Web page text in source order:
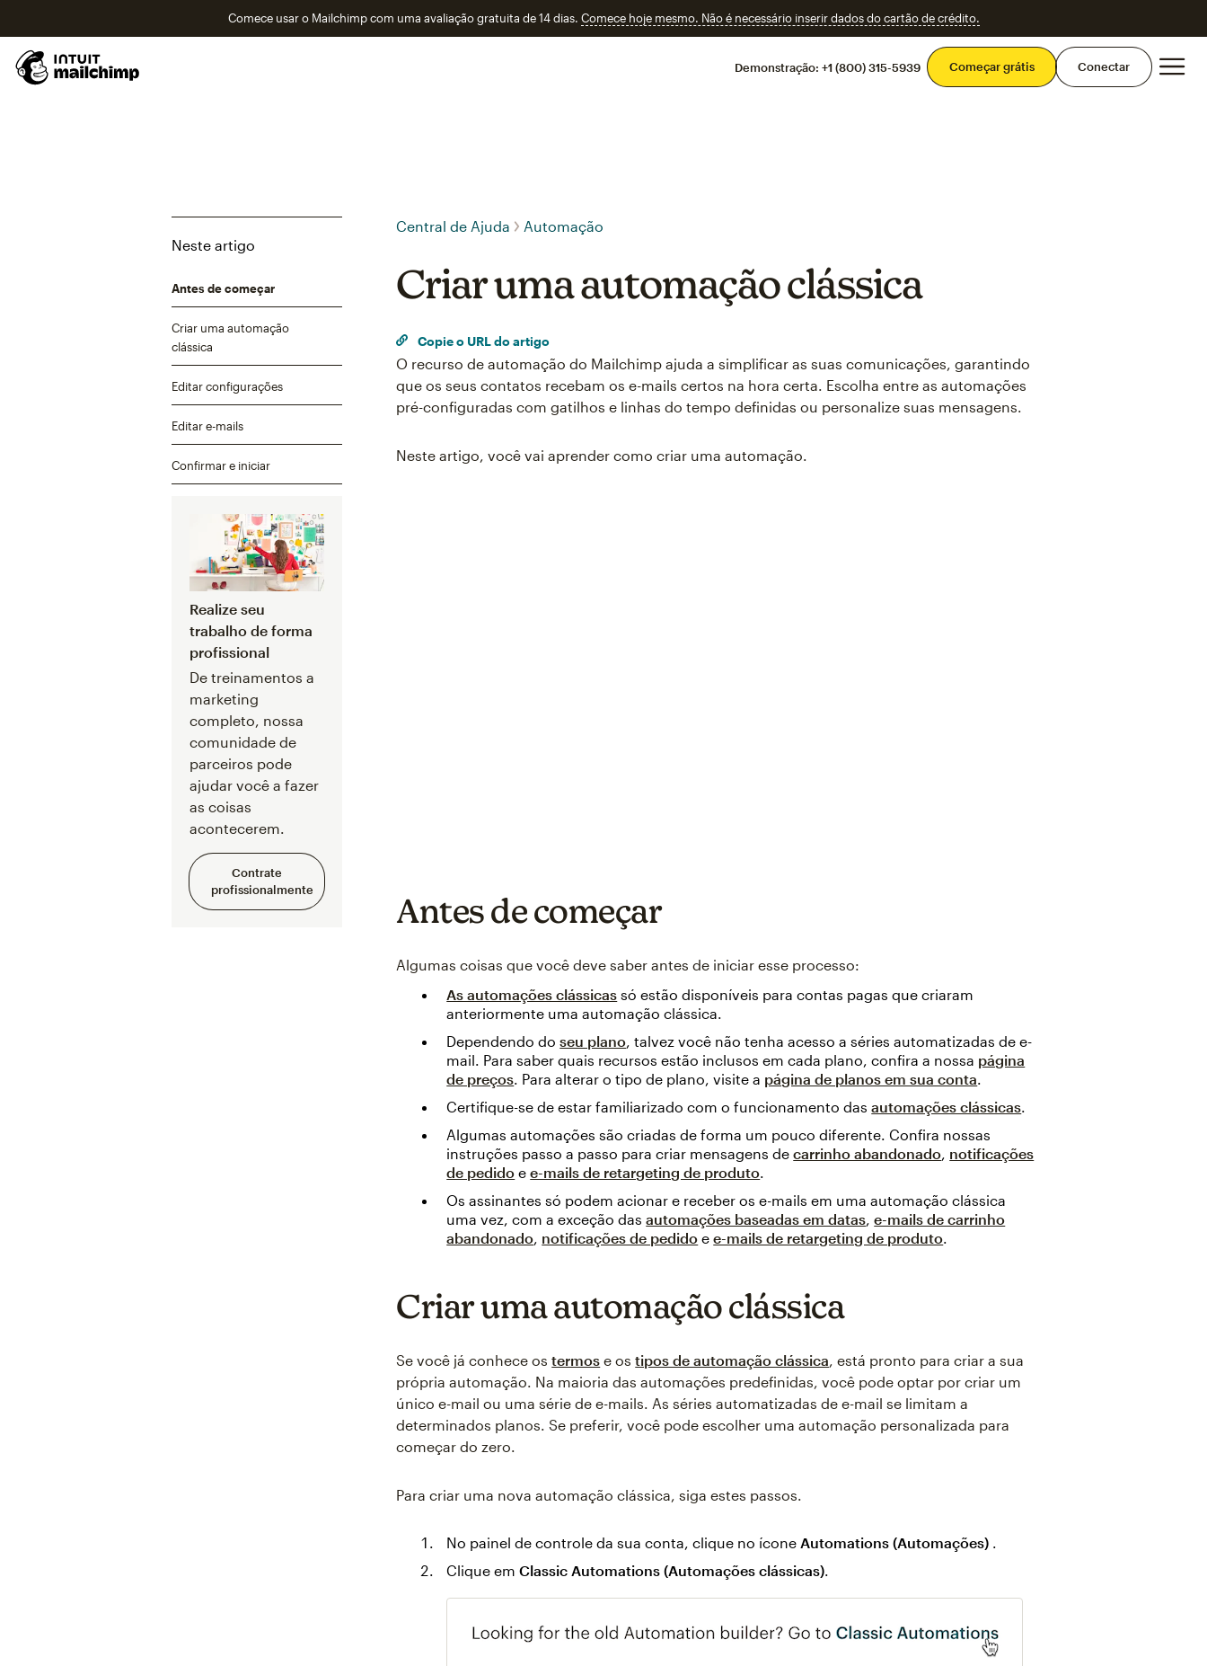
Comece usar o Mailchimp com uma avaliação gratuita de 14 dias. Comece hoje mesmo. Não é necessário inserir dados do cartão de crédito.
Demonstração: +1 (800) 315-5939 Começar grátis Conectar
Neste artigo
Antes de começar
Criar uma automação
clássica
Editar configurações
Editar e-mails
Confirmar e iniciar
Realize seu
trabalho de forma
profissional
De treinamentos a
marketing
completo, nossa
comunidade de
parceiros pode
ajudar você a fazer
as coisas
acontecerem.
Contrate
profissionalmente
Central de Ajuda Automação
Criar uma automação clássica
Copie o URL do artigo
O recurso de automação do Mailchimp ajuda a simplificar as suas comunicações, garantindo
que os seus contatos recebam os e-mails certos na hora certa. Escolha entre as automações
pré-configuradas com gatilhos e linhas do tempo definidas ou personalize suas mensagens.
Neste artigo, você vai aprender como criar uma automação.
Antes de começar
Algumas coisas que você deve saber antes de iniciar esse processo:
As automações clássicas só estão disponíveis para contas pagas que criaram
anteriormente uma automação clássica.
Dependendo doseu plano , talvez você não tenha acesso a séries automatizadas de e-
mail. Para saber quais recursos estão inclusos em cada plano, confira a nossa página
de preços . Para alterar o tipo de plano, visite a página de planos em sua conta
Certifique-se de estar familiarizado com o funcionamento dasautomações clássicas
Algumas automações são criadas de forma um pouco diferente. Confira nossas
instruções passo a passo para criar mensagens decarrinho abandonado notificações
de pedido ee-mails de retargeting de produto
Os assinantes só podem acionar e receber os e-mails em uma automação clássica
uma vez, com a exceção dasautomações baseadas em datas ,e-mails de carrinho
abandonado notificações de pedido ee-mails de retargeting de produto
Criar uma automação clássica
Se você já conhece ostermos e ostipos de automação clássica , está pronto para criar a sua
própria automação. Na maioria das automações predefinidas, você pode optar por criar um
único e-mail ou uma série de e-mails. As séries automatizadas de e-mail se limitam a
determinados planos. Se preferir, você pode escolher uma automação personalizada para
começar do zero.
Para criar uma nova automação clássica, siga estes passos.
No painel de controle da sua conta, clique no ícone Automations (Automações)
Clique emClassic Automations (Automações clássicas)